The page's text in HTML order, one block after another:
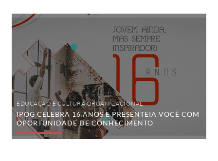
IPOG
celebra
presenteia
você
oportunidade
de
conhecimento
EDUCAÇÃO E CULTURA ORGANIZACIONAL
IPOG CELEBRA 16 ANOS E PRESENTEIA VOCÊ COM
OPORTUNIDADE DE CONHECIMENTO